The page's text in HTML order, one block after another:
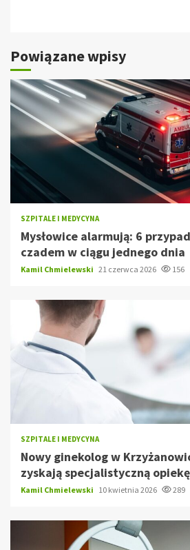
Powiązane wpisy
SZPITALE I MEDYCYNA
Mysłowice alarmują: 6
czadem w ciągu jednego dnia
Kamil Chmielewski 21 czerwca 2026 156
SZPITALE I MEDYCYNA
Nowy ginekolog w
zyskają specjalistyczną opiekę
Kamil Chmielewski 10 kwietnia 2026 289